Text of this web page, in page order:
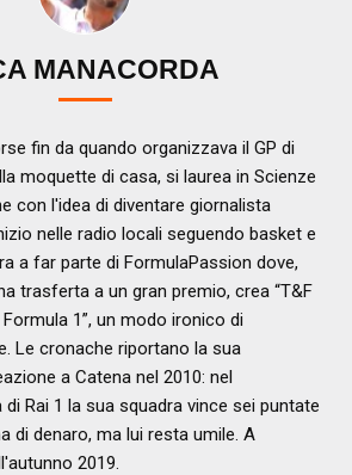
MANACORDA
fin da quando organizzava il GP di
moquette di casa, si laurea in Scienze
con l'idea di diventare giornalista
nelle radio locali seguendo basket e
a far parte di FormulaPassion dove,
trasferta a un gran premio, crea “T&F
1”, un modo ironico di
Le cronache riportano la sua
a Catena nel 2010: nel
Rai 1 la sua squadra vince sei puntate
di denaro, ma lui resta umile. A
2019.